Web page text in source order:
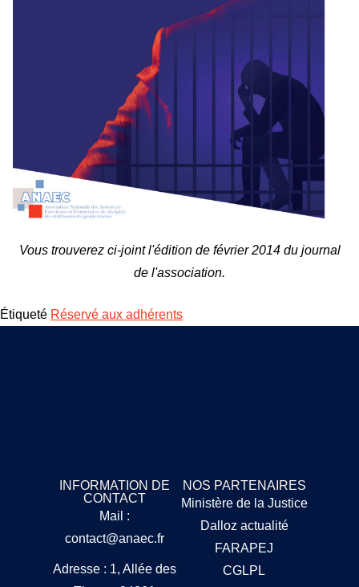
Vous trouverez ci-joint l'édition de février 2014 du journal
de l'association.
Étiqueté Réservé aux adhérents
INFORMATION DE
CONTACT
Mail :
contact@anaec.fr
Adresse : 1, Allée des
NOS PARTENAIRES
Ministère de la Justice
Dalloz actualité
FARAPEJ
CGLPL